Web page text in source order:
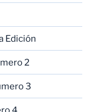
Edición
2
3